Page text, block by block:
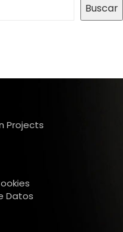
Buscar
Projects
Datos